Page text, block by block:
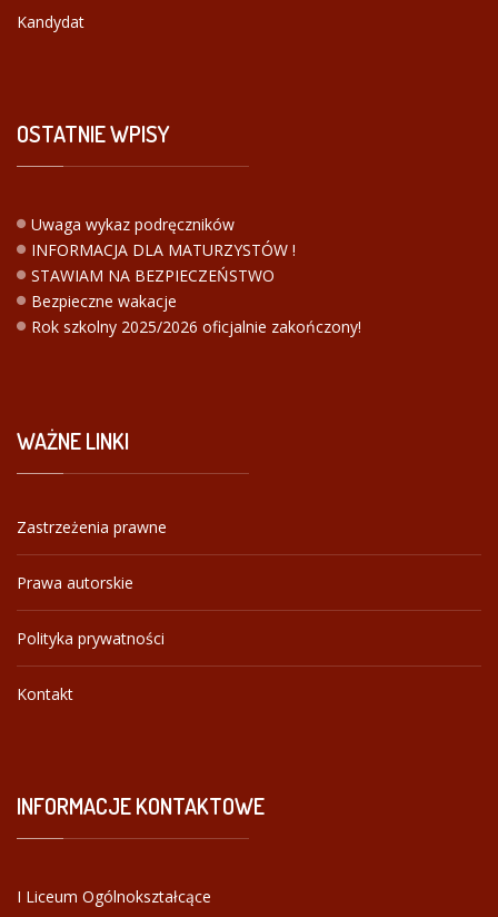
Kandydat
OSTATNIEWPISY
Uwaga wykaz podręczników
INFORMACJA DLA MATURZYSTÓW !
STAWIAM NA BEZPIECZEŃSTWO
Bezpieczne wakacje
Rok szkolny 2025/2026 oficjalnie zakończony!
WAŻNELINKI
Zastrzeżenia prawne
Prawa autorskie
Polityka prywatności
Kontakt
INFORMACJEKONTAKTOWE
I Liceum Ogólnokształcące